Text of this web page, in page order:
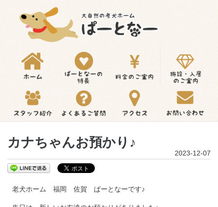
カナちゃんお預かり♪
2023-12-07
老犬ホーム 福岡 佐賀 ぱーとなーです♪